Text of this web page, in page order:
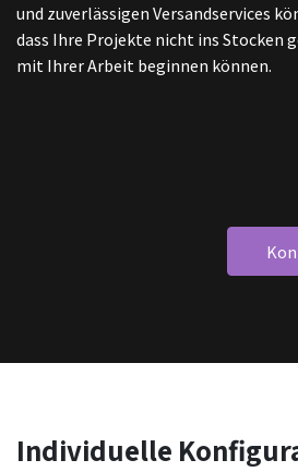
und zuverlässigen Versandservices
dass Ihre Projekte nicht ins Stocken
mit Ihrer Arbeit beginnen können.
Individuelle